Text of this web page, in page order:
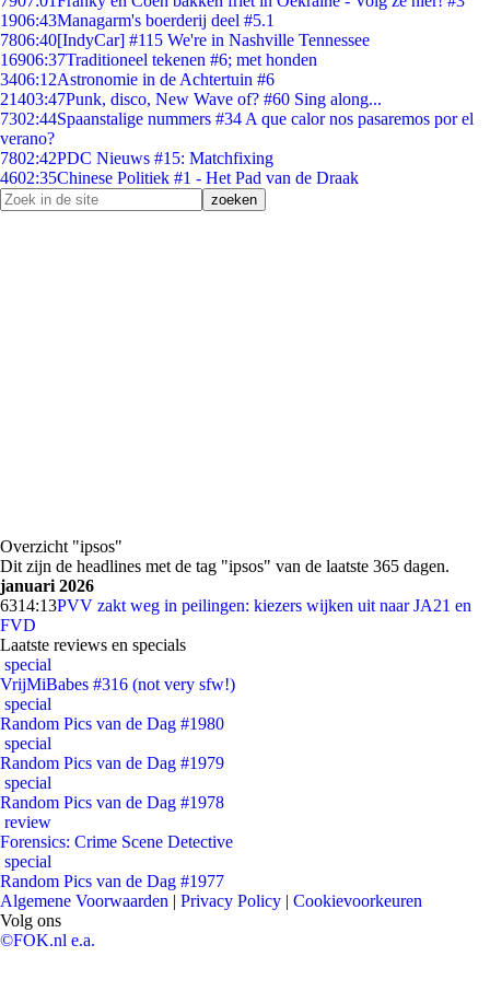
1906:43Managarm's boerderij deel #5.1
7806:40[IndyCar] #115 We're in Nashville Tennessee
16906:37Traditioneel tekenen #6; met honden
3406:12Astronomie in de Achtertuin #6
21403:47Punk, disco, New Wave of? #60 Sing along...
7302:44Spaanstalige nummers #34 A que calor nos pasaremos por el
verano?
7802:42PDC Nieuws #15: Matchfixing
4602:35Chinese Politiek #1 - Het Pad van de Draak
Overzicht "ipsos"
Dit zijn de headlines met de tag "ipsos" van de laatste 365 dagen.
januari 2026
6314:13PVV zakt weg in peilingen: kiezers wijken uit naar JA21 en
FVD
Laatste reviews en specials
special
VrijMiBabes #316 (not very sfw!)
special
Random Pics van de Dag #1980
special
Random Pics van de Dag #1979
special
Random Pics van de Dag #1978
review
Forensics: Crime Scene Detective
special
Random Pics van de Dag #1977
Algemene Voorwaarden | Privacy Policy | Cookievoorkeuren
Volg ons
©FOK.nl e.a.